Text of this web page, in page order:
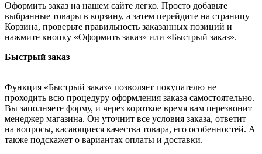
Оформить заказ на нашем сайте легко. Просто добавьте
выбранные товары в корзину, а затем перейдите на страницу
Корзина, проверьте правильность заказанных позиций и
нажмите кнопку «Оформить заказ» или «Быстрый заказ».
Быстрый заказ
Функция «Быстрый заказ» позволяет покупателю не
проходить всю процедуру оформления заказа самостоятельно.
Вы заполняете форму, и через короткое время вам перезвонит
менеджер магазина. Он уточнит все условия заказа, ответит
на вопросы, касающиеся качества товара, его особенностей. А
также подскажет о вариантах оплаты и доставки.